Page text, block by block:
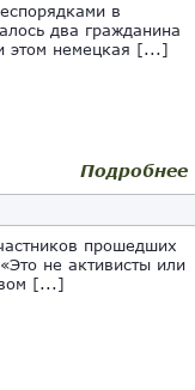
в
два гражданина
этом немецкая [...]
Подробнее
прошедших
не активисты или
[...]